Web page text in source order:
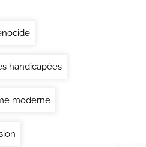
handicapées
moderne